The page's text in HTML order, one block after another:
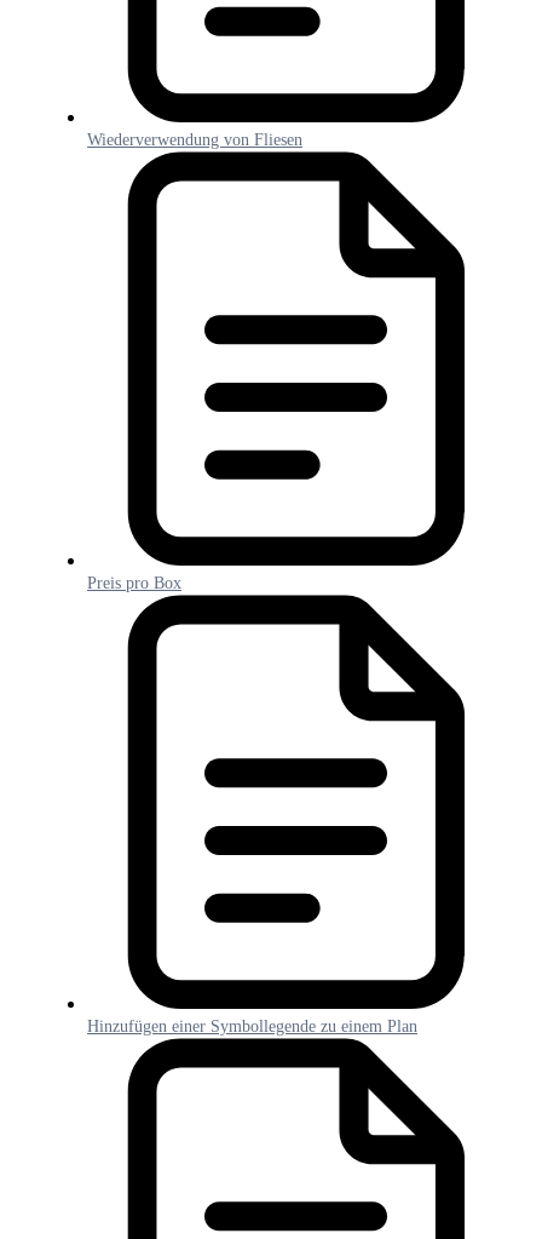
Wiederverwendung von Fliesen
Preis pro Box
Hinzufügen einer Symbollegende zu einem Plan